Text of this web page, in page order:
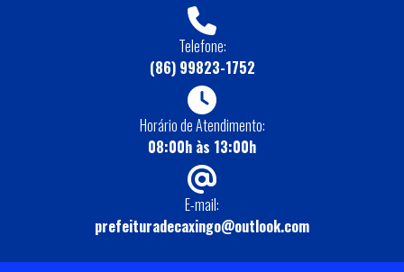
Telefone:
(86) 99823-1752
Horário de Atendimento:
08:00h às 13:00h
E-mail:
prefeituradecaxingo@outlook.com